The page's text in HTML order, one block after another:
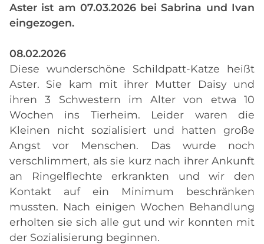
Aster ist am 07.03.2026 bei Sabrina und Ivan
eingezogen.
08.02.2026
Diese wunderschöne Schildpatt-Katze heißt
Aster. Sie kam mit ihrer Mutter Daisy und
ihren 3 Schwestern im Alter von etwa 10
Wochen ins Tierheim. Leider waren die
Kleinen nicht sozialisiert und hatten große
Angst vor Menschen. Das wurde noch
verschlimmert, als sie kurz nach ihrer Ankunft
an Ringelflechte erkrankten und wir den
Kontakt auf ein Minimum beschränken
mussten. Nach einigen Wochen Behandlung
erholten sie sich alle gut und wir konnten mit
der Sozialisierung beginnen.